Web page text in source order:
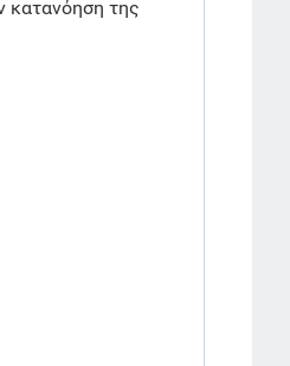
κατανόηση της